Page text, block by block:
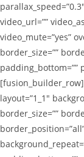
video_url=””
video_mute=”yes”
border_size=””
padding_bottom=””
layout=”1_1″
border_size=””